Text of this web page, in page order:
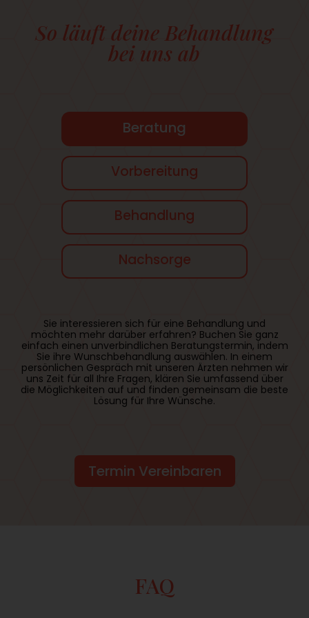
So läuft deine Behandlung
bei uns ab
Beratung
Vorbereitung
Behandlung
Nachsorge
Sie interessieren sich für eine Behandlung und
möchten mehr darüber erfahren? Buchen Sie ganz
einfach einen unverbindlichen Beratungstermin, indem
Sie ihre Wunschbehandlung auswählen. In einem
persönlichen Gespräch mit unseren Ärzten nehmen wir
uns Zeit für all Ihre Fragen, klären Sie umfassend über
die Möglichkeiten auf und finden gemeinsam die beste
Lösung für Ihre Wünsche.
Termin Vereinbaren
FAQ